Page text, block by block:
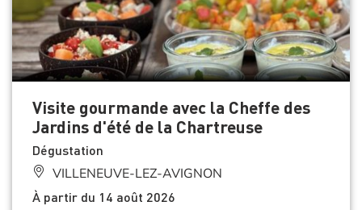
Visite gourmande avec la Cheffe des
Jardins d'été de la Chartreuse
Dégustation
VILLENEUVE-LEZ-AVIGNON
À partir du 14 août 2026